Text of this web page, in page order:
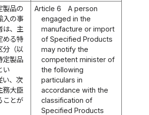
製品の
入の事
は、主
める特
分（以
定製品
い
い、次
務大臣
ことが
Article 6
A person
engaged in the
manufacture or import
of Specified Products
may notify the
competent minister of
the following
particulars in
accordance with the
classification of
Specified Products